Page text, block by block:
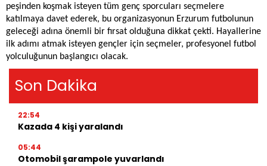
peşinden koşmak isteyen tüm genç sporcuları seçmelere
katılmaya davet ederek, bu organizasyonun Erzurum futbolunun
geleceği adına önemli bir fırsat olduğuna dikkat çekti. Hayallerine
ilk adımı atmak isteyen gençler için seçmeler, profesyonel futbol
yolculuğunun başlangıcı olacak.
Son Dakika
22:54
Kazada 4 kişi yaralandı
05:44
Otomobil şarampole yuvarlandı